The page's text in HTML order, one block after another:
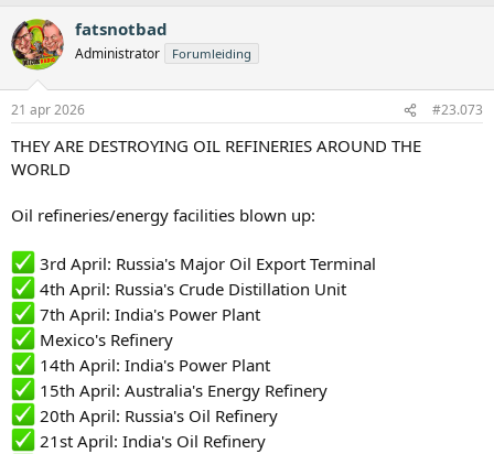
fatsnotbad
Administrator Forumleiding
21 apr 2026 #23.073
THEY ARE DESTROYING OIL REFINERIES AROUND THE
WORLD
Oil refineries/energy facilities blown up:
3rd April: Russia's Major Oil Export Terminal
4th April: Russia's Crude Distillation Unit
7th April: India's Power Plant
Mexico's Refinery
14th April: India's Power Plant
15th April: Australia's Energy Refinery
20th April: Russia's Oil Refinery
21st April: India's Oil Refinery